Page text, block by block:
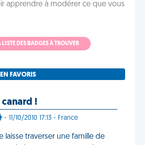
apprendre à modérer ce que vous
LISTE DES BADGES À TROUVER
FAVORIS
canard !
- 11/10/2010 17:13 - France
laisse traverser une famille de